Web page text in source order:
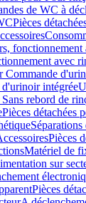
de WC à
Pièces
fonctionnement
avec
Commande
d'urinoir intégrée
rebord de
Pièces détachées
Pièces
Matériel de
sur
Pièces